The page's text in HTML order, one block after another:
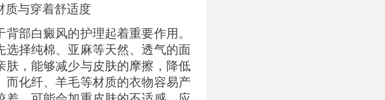
与穿着舒适度
部白癜风的护理起着重要作用。
选择纯棉、亚麻等天然、透气的面
肤，能够减少与皮肤的摩擦，降低
而化纤、羊毛等材质的衣物容易产